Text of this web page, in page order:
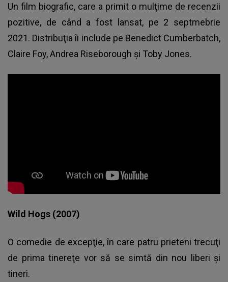
Un film biografic, care a primit o mulţime de recenzii
pozitive, de când a fost lansat, pe 2 septmebrie
2021. Distribuţia îi include pe Benedict Cumberbatch,
Claire Foy, Andrea Riseborough şi Toby Jones.
Wild Hogs (2007)
O comedie de excepţie, în care patru prieteni trecuţi
de prima tinereţe vor să se simtă din nou liberi şi
tineri.